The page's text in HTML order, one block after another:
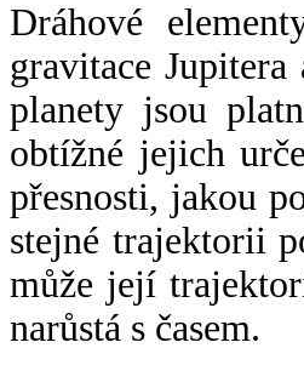
Dráhové
gravitace
planety jsou
obtížné jejich
přesnosti, jakou
stejné trajektorii
může její
narůstá s časem.